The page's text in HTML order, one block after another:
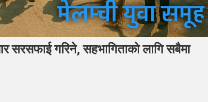
सरसफाई गरिने, सहभागिताको लागि सबैमा